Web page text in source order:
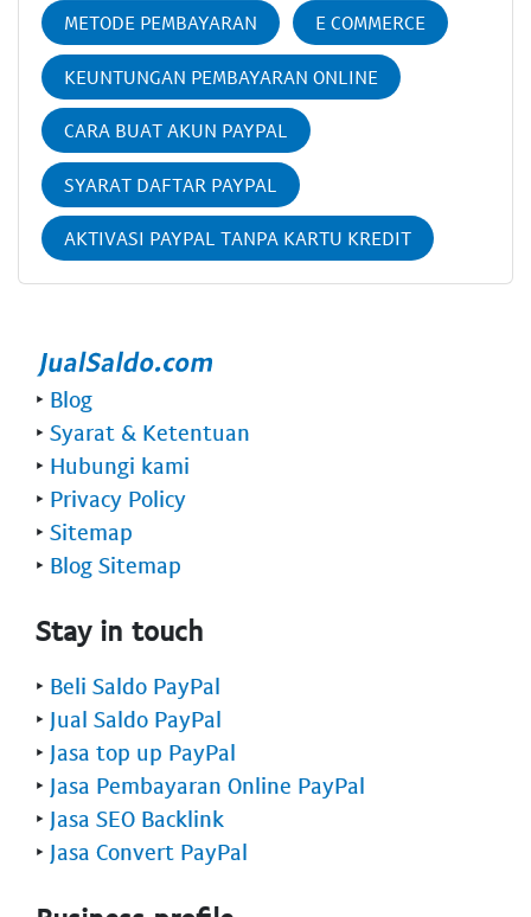
METODE PEMBAYARAN E COMMERCE
KEUNTUNGAN PEMBAYARAN ONLINE
CARA BUAT AKUN PAYPAL
SYARAT DAFTAR PAYPAL
AKTIVASI PAYPAL TANPA KARTU KREDIT
‣ Blog
‣ Syarat & Ketentuan
‣ Hubungi kami
‣ Privacy Policy
‣ Sitemap
‣ Blog Sitemap
Stay in touch
‣ Beli Saldo PayPal
‣ Jual Saldo PayPal
‣ Jasa top up PayPal
‣ Jasa Pembayaran Online PayPal
‣ Jasa SEO Backlink
‣ Jasa Convert PayPal